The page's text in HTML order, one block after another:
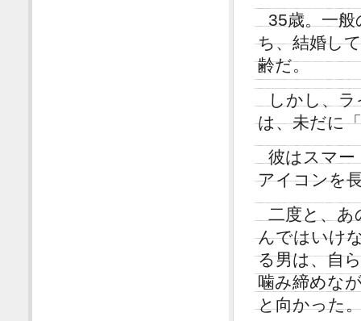
35歳。一
ち、結婚し
齢だ。
しかし、
は、未だに
彼はスマ
アイコンを
二度と、あ
んではいけ
る男は、自
噛み締めな
と向かった